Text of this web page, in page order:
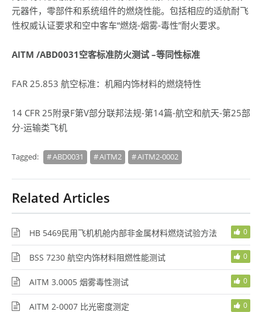
元器件，零部件和系统组件的燃烧性能。包括相应的适航耐飞
性权威认证要求和空中客车“燃烧-烟雾-毒性”耐火要求。
AITM /ABD0031空客标准防火测试 –等同性标准
FAR 25.853 航空标准：机厢内饰材料的燃烧特性
14 CFR 25附录F第V部分联邦法规-第14篇-航空和航天-第25部
分-运输类飞机
Tagged: ABD0031 AITM2 AITM2-0002
Related Articles
HB 5469民用飞机机舱内部非金属材料燃烧试验方法 0
BSS 7230 航空内饰材料阻燃性能测试 0
AITM 3.0005 烟雾毒性测试 0
AITM 2-0007 比光密度测定 0